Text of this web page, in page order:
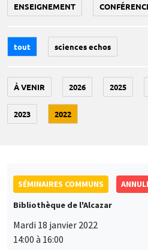
ENSEIGNEMENT
tout sciences echos
À VENIR 2026 2025
2023 2022
SÉMINAIRES COMMUNS
Bibliothèque de l'Alcazar
Mardi 18 janvier 2022
14:00 à 16:00